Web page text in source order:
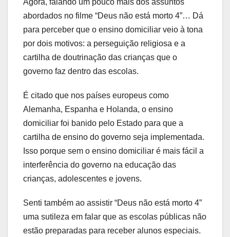
abordados no filme “Deus não está morto 4”… Dá
para perceber que o ensino domiciliar veio à tona
por dois motivos: a perseguição religiosa e a
cartilha de doutrinação das crianças que o
governo faz dentro das escolas.
É citado que nos países europeus como
Alemanha, Espanha e Holanda, o ensino
domiciliar foi banido pelo Estado para que a
cartilha de ensino do governo seja implementada.
Isso porque sem o ensino domiciliar é mais fácil a
interferência do governo na educação das
crianças, adolescentes e jovens.
Senti também ao assistir “Deus não está morto 4”
uma sutileza em falar que as escolas públicas não
estão preparadas para receber alunos especiais.